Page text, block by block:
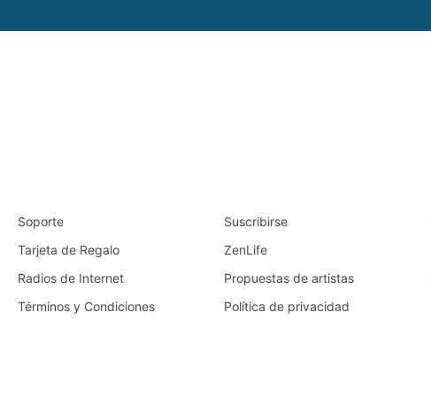
Soporte Suscribirse
Tarjeta de Regalo
ZenLife
Radios de Internet
Propuestas de artistas
Términos y Condiciones
Política de privacidad